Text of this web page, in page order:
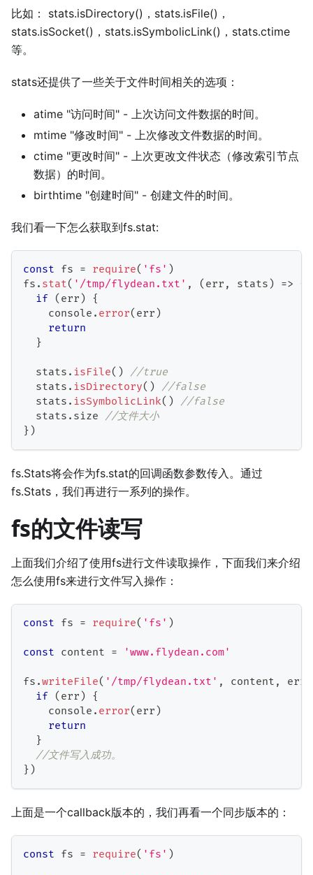
比如： stats.isDirectory()，stats.isFile()，
stats.isSocket()，stats.isSymbolicLink()，stats.ctime
等。
stats还提供了一些关于文件时间相关的选项：
atime "访问时间" - 上次访问文件数据的时间。
mtime "修改时间" - 上次修改文件数据的时间。
ctime "更改时间" - 上次更改文件状态（修改索引节点
数据）的时间。
birthtime "创建时间" - 创建文件的时间。
我们看一下怎么获取到fs.stat:
const fs = require( 'fs' )
fs . stat( '/tmp/flydean.txt' , ( err , stats ) => {
if ( err ) {
    console
. error( err )
return
}
  stats
. isFile( ) //true
  stats
. isDirectory( ) //false
  stats
. isSymbolicLink( ) //false
  stats
. size //文件大小
} )
fs.Stats将会作为fs.stat的回调函数参数传入。通过
fs.Stats，我们再进行一系列的操作。
fs的文件读写
上面我们介绍了使用fs进行文件读取操作，下面我们来介绍
怎么使用fs来进行文件写入操作：
const fs = require( 'fs' )
const content = 'www.flydean.com'
fs .writeFile( '/tmp/flydean.txt' , content , err
if ( err ) {
    console
. error( err )
return
}
//文件写入成功。
} )
上面是一个callback版本的，我们再看一个同步版本的：
const fs = require( 'fs' )